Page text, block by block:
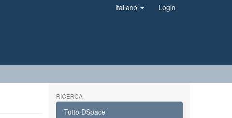
italiano Login
RICERCA
Tutto DSpace